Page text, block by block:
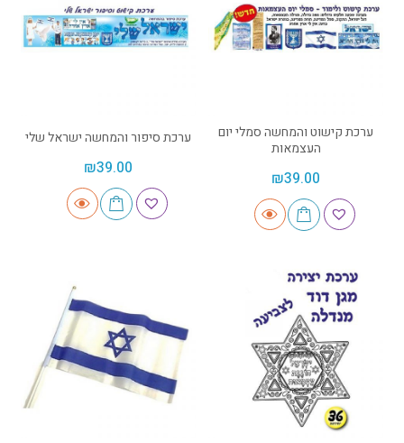
ערכת קישוט והמחשה סמלי יום
העצמאות
₪39.00
ערכת סיפור והמחשה ישראל שלי
₪39.00